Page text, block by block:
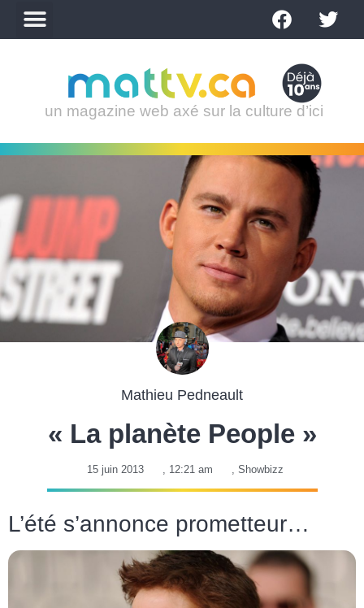
un magazine web axé sur la culture d’ici
Mathieu Pedneault
« La planète People »
15 juin 2013 , 12:21 am , Showbizz
L’été s’annonce prometteur…